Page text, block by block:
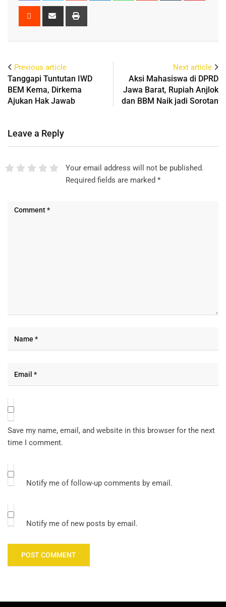
Previous article
Tanggapi Tuntutan IWD
BEM Kema, Dirkema
Ajukan Hak Jawab
Next article
Aksi Mahasiswa di DPRD
Jawa Barat, Rupiah Anjlok
dan BBM Naik jadi Sorotan
Leave a Reply
Your email address will not be published.
Required fields are marked *
Save my name, email, and website in this browser for the next
time I comment.
Notify me of follow-up comments by email.
Notify me of new posts by email.